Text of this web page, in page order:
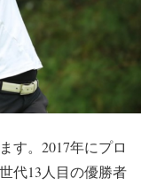
す。2017年にプロ
代13人目の優勝者